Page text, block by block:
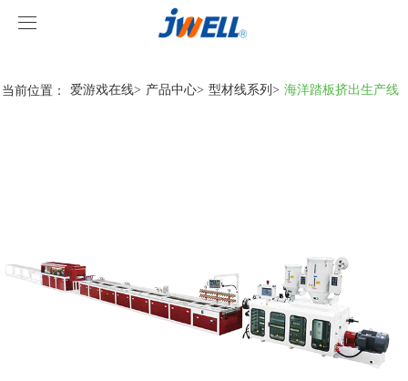
爱游戏在线
造粒线系列
爱游戏在线
爱游戏在线-爱游戏在线(中国)
当前位置： 爱游戏在线> 产品中心> 型材线系列> 海洋踏板挤出生产线